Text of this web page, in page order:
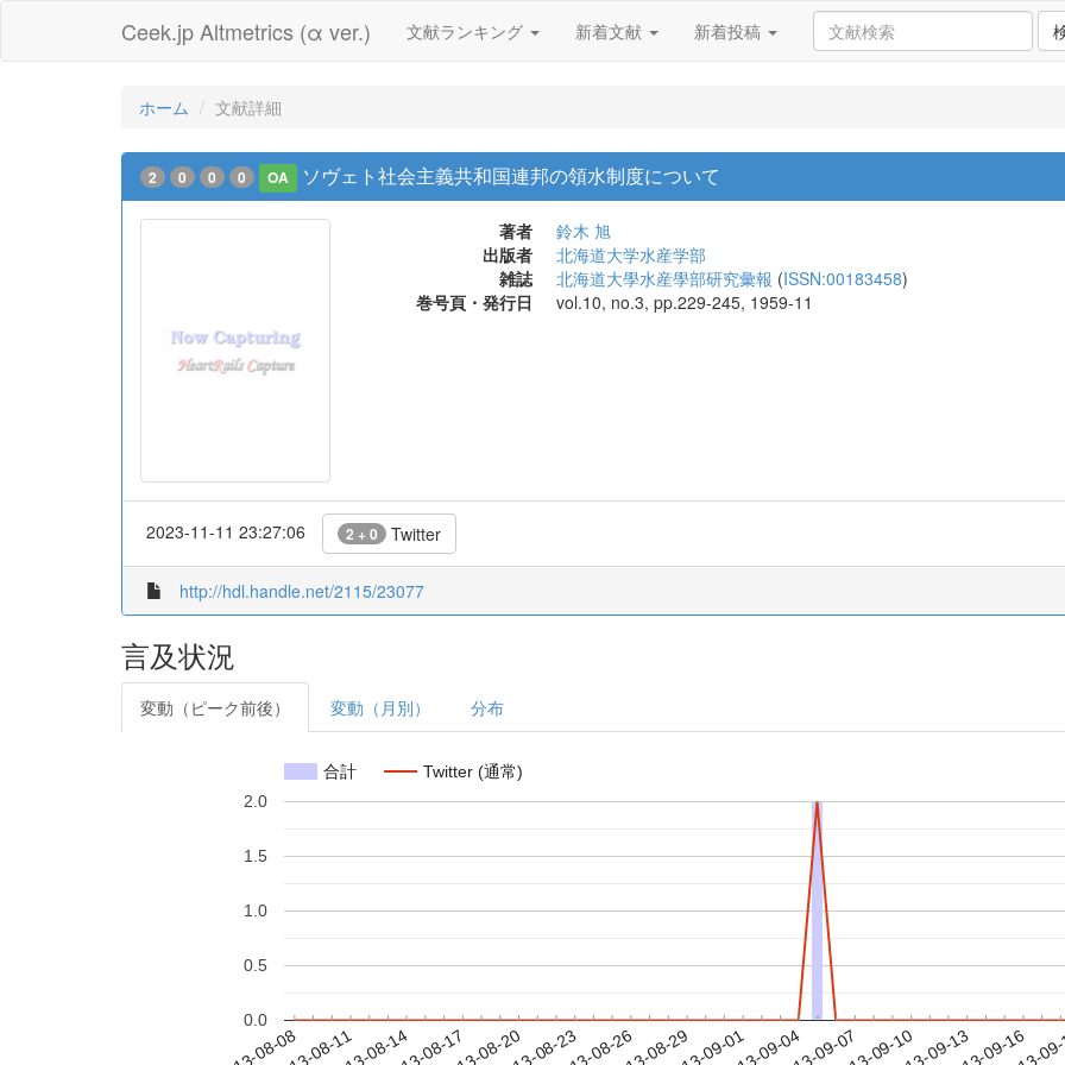
Ceek.jp Altmetrics (α ver.) 文献ランキング 新着文献 新着投稿
ホーム 文献詳細
2 0 0 0 OA ソヴェト社会主義共和国連邦の領水制度について
著者
鈴木 旭
出版者
北海道大学水産学部
雑誌
北海道大學水産學部研究彙報 (ISSN:00183458)
巻号頁・発行日
vol.10, no.3, pp.229-245, 1959-11
2023-11-11 23:27:06 2 + 0 Twitter
http://hdl.handle.net/2115/23077
言及状況
変動（ピーク前後） 変動（月別） 分布
合計 Twitter (通常)
0.0
0.5
1.0
1.5
2.0